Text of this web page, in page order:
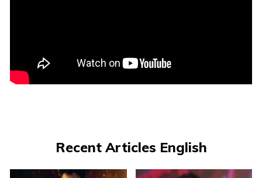
Recent Articles English